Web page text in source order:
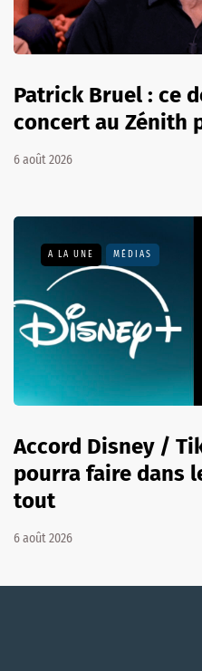
Patrick Bruel : ce
concert au Zénith
6 août 2026
A LA UNE MÉDIAS
Accord Disney /
pourra faire dans
tout
6 août 2026